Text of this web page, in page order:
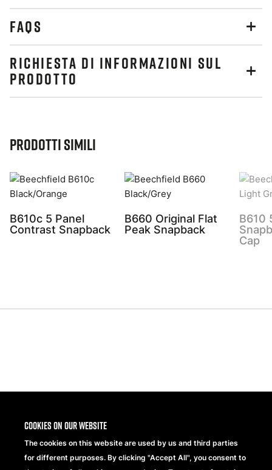
Cookies on our website
The cookies on this website are used by us and third parties
for different purposes. By clicking "Accept All", you consent to
FAQS
RICHIESTA DI INFORMAZIONI SUL
PRODOTTO
Prodotti simili
B610c 5 Panel
Contrast Snapback
B660 Original Flat
Peak Snapback
B610
Cap